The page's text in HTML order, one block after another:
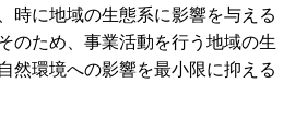
時に地域の生態系に影響を与える
のため、事業活動を行う地域の生
然環境への影響を最小限に抑える